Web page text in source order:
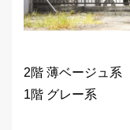
2階 薄ベージュ系
1階 グレー系